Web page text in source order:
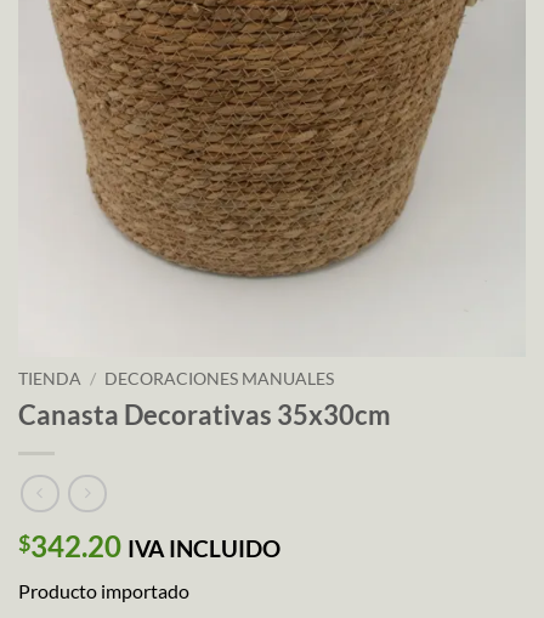
TIENDA / DECORACIONES MANUALES
Canasta Decorativas 35x30cm
$342.20 IVA INCLUIDO
Producto importado